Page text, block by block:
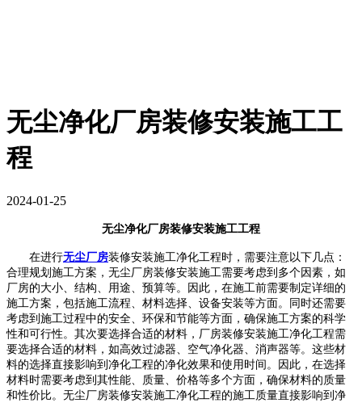
无尘净化厂房装修安装施工工
程
2024-01-25
无尘净化厂房装修安装施工工程
在进行无尘厂房装修安装施工净化工程时，需要注意以下几点：
合理规划施工方案，无尘厂房装修安装施工需要考虑到多个因素，如
厂房的大小、结构、用途、预算等。因此，在施工前需要制定详细的
施工方案，包括施工流程、材料选择、设备安装等方面。同时还需要
考虑到施工过程中的安全、环保和节能等方面，确保施工方案的科学
性和可行性。其次要选择合适的材料，厂房装修安装施工净化工程需
要选择合适的材料，如高效过滤器、空气净化器、消声器等。这些材
料的选择直接影响到净化工程的净化效果和使用时间。因此，在选择
材料时需要考虑到其性能、质量、价格等多个方面，确保材料的质量
和性价比。无尘厂房装修安装施工净化工程的施工质量直接影响到净